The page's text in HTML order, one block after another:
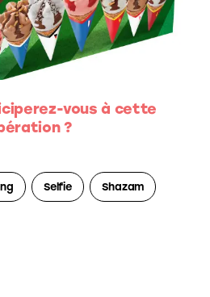
vous à cette
?
Selfie Shazam